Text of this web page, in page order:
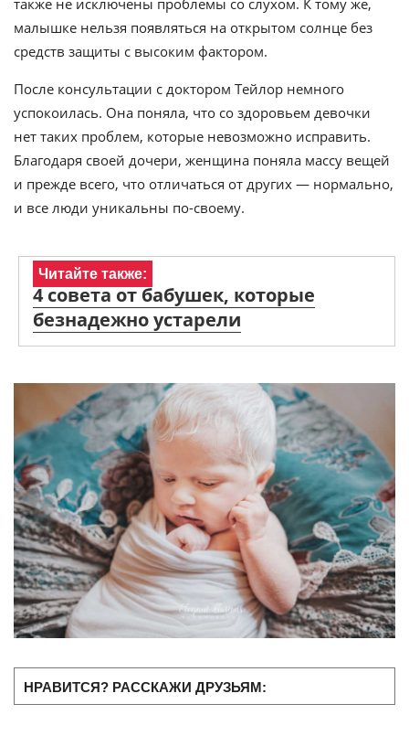
малышке нельзя появляться на открытом солнце без
средств защиты с высоким фактором.
После консультации с доктором Тейлор немного
успокоилась. Она поняла, что со здоровьем девочки
нет таких проблем, которые невозможно исправить.
Благодаря своей дочери, женщина поняла массу вещей
и прежде всего, что отличаться от других — нормально,
и все люди уникальны по-своему.
Читайте также:
4 совета от бабушек, которые
безнадежно устарели
НРАВИТСЯ? РАССКАЖИ ДРУЗЬЯМ: